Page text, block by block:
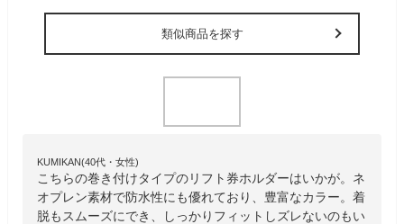
類似商品を探す
KUMIKAN(40代・女性)
こちらの巻き付けタイプのリフト券ホルダーはいかが。ネ
オプレン素材で防水性にも優れており、豊富なカラー。着
脱もスムーズにでき、しっかりフィットしズレないのもい